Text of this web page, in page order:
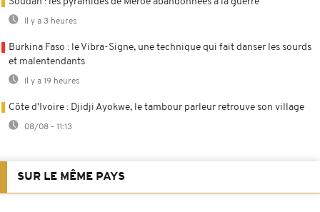
Il y a 3 heures
Burkina Faso : le Vibra-Signe, une technique qui fait danser les sourds
et malentendants
Il y a 19 heures
Côte d'Ivoire : Djidji Ayokwe, le tambour parleur retrouve son village
08/08 - 11:13
SUR LE MÊME PAYS